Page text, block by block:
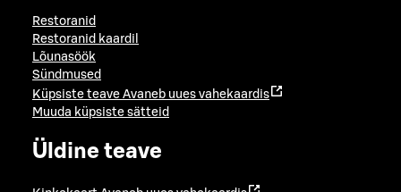
Restoranid
Restoranid kaardil
Lõunasöök
Sündmused
Küpsiste teave Avaneb uues vahekaardis
Muuda küpsiste sätteid
Üldine teave